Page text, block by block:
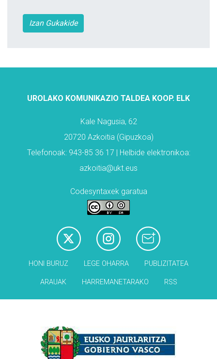
Izan Gukakide
UROLAKO KOMUNIKAZIO TALDEA KOOP. ELK
Kale Nagusia, 62
20720 Azkoitia (Gipuzkoa)
Telefonoak: 943-85 36 17 | Helbide elektronikoa:
azkoitia@ukt.eus
Codesyntaxek garatua
HONI BURUZ LEGE OHARRA PUBLIZITATEA
ARAUAK HARREMANETARAKO RSS